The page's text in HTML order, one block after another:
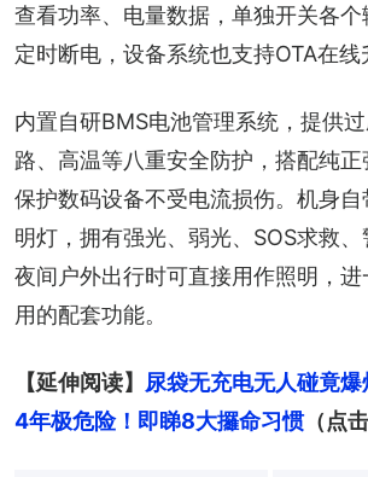
查看功率、电量数据，单独开关各
定时断电，设备系统也支持OTA在线
内置自研BMS电池管理系统，提供
路、高温等八重安全防护，搭配纯
保护数码设备不受电流损伤。机身自
明灯，拥有强光、弱光、SOS求救、
夜间户外出行时可直接用作照明，
用的配套功能。
【延伸阅读】 尿袋无充电无人碰竟
4年极危险！即睇8大攞命习惯（点